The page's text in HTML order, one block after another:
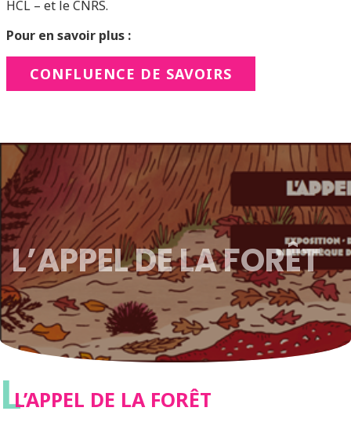
HCL – et le CNRS.
Pour en savoir plus :
CONFLUENCE DE SAVOIRS
L’APPEL DE LA FORÊT
LL’APPEL DE LA FORÊT